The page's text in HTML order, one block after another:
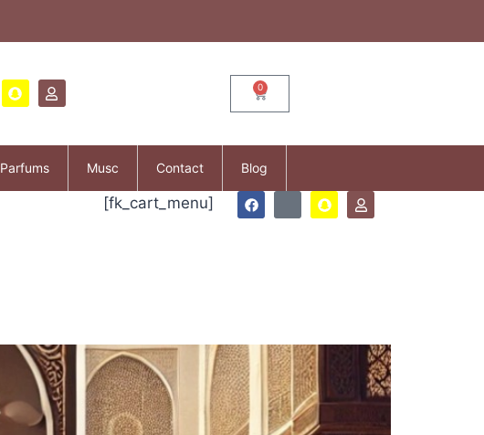
0
Parfums Musc Contact Blog
[fk_cart_menu]